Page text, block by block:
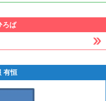
ろば
有恒